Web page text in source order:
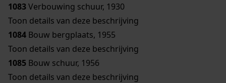
1083Verbouwing schuur, 1930
Toon details van deze beschrijving
1084 Bouw bergplaats, 1955
Toon details van deze beschrijving
1085 Bouw schuur, 1956
Toon details van deze beschrijving